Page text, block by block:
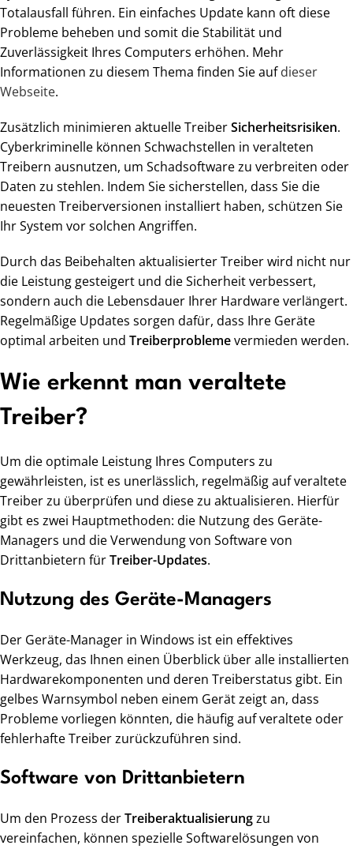
Totalausfall führen. Ein einfaches Update kann oft diese
Probleme beheben und somit die Stabilität und
Zuverlässigkeit Ihres Computers erhöhen. Mehr
Informationen zu diesem Thema finden Sie aufdieser
Webseite.
Zusätzlich minimieren aktuelle TreiberSicherheitsrisiken.
Cyberkriminelle können Schwachstellen in veralteten
Treibern ausnutzen, um Schadsoftware zu verbreiten oder
Daten zu stehlen. Indem Sie sicherstellen, dass Sie die
neuesten Treiberversionen installiert haben, schützen Sie
Ihr System vor solchen Angriffen.
Durch das Beibehalten aktualisierter Treiber wird nicht nur
die Leistung gesteigert und die Sicherheit verbessert,
sondern auch die Lebensdauer Ihrer Hardware verlängert.
Regelmäßige Updates sorgen dafür, dass Ihre Geräte
optimal arbeiten und Treiberproblemevermieden werden.
Wie erkennt man veraltete
Treiber?
Um die optimale Leistung Ihres Computers zu
gewährleisten, ist es unerlässlich, regelmäßig auf veraltete
Treiber zu überprüfen und diese zu aktualisieren. Hierfür
gibt es zwei Hauptmethoden: die Nutzung des Geräte-
Managers und die Verwendung von Software von
Drittanbietern fürTreiber-Updates.
Nutzung des Geräte-Managers
Der Geräte-Manager in Windows ist ein effektives
Werkzeug, das Ihnen einen Überblick über alle installierten
Hardwarekomponenten und deren Treiberstatus gibt. Ein
gelbes Warnsymbol neben einem Gerät zeigt an, dass
Probleme vorliegen könnten, die häufig auf veraltete oder
fehlerhafte Treiber zurückzuführen sind.
Software von Drittanbietern
Um den Prozess derTreiberaktualisierungzu
vereinfachen, können spezielle Softwarelösungen von